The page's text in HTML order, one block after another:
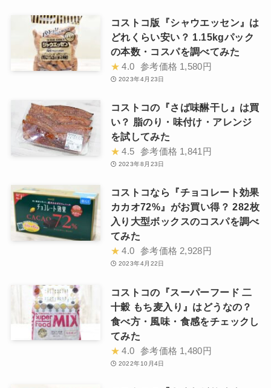
コストコ版『シャウエッセン』は
どれくらい安い？ 1.15kgパック
の本数・コスパを調べてみた
★ 4.0 参考価格 1,580円
2023年4月23日
コストコの『さば味醂干し』は買
い？ 脂のり・味付け・アレンジ
を試してみた
★ 4.5 参考価格 1,841円
2023年8月23日
コストコなら『チョコレート効果
カカオ72%』がお買い得？ 282枚
入り大型ボックスのコスパを調べ
てみた
★ 4.0 参考価格 2,928円
2023年4月22日
コストコの『スーパーフード 二
十穀 もち麦入り』はどうなの？
食べ方・風味・食感をチェックし
てみた
★ 4.0 参考価格 1,480円
2022年10月4日